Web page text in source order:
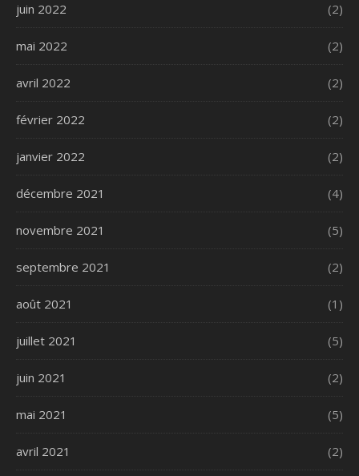
juin 2022 (2)
mai 2022 (2)
avril 2022 (2)
février 2022 (2)
janvier 2022 (2)
décembre 2021 (4)
novembre 2021 (5)
septembre 2021 (2)
août 2021 (1)
juillet 2021 (5)
juin 2021 (2)
mai 2021 (5)
avril 2021 (2)